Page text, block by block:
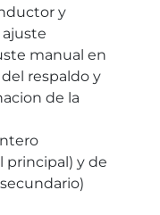
y
manual en
respaldo y
de la
principal) y de